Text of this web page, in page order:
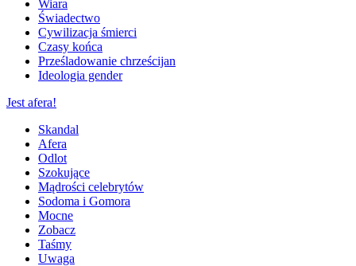
Wiara
Świadectwo
Cywilizacja śmierci
Czasy końca
Prześladowanie chrześcijan
Ideologia gender
Jest afera!
Skandal
Afera
Odlot
Szokujące
Mądrości celebrytów
Sodoma i Gomora
Mocne
Zobacz
Taśmy
Uwaga